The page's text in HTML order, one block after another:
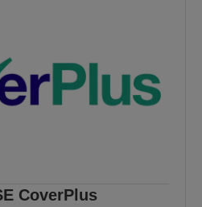
CoverPlus